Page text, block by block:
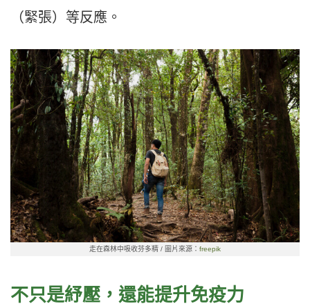
（緊張）等反應。
走在森林中吸收芬多精 / 圖片來源： freepik
不只是紓壓，還能提升免疫力